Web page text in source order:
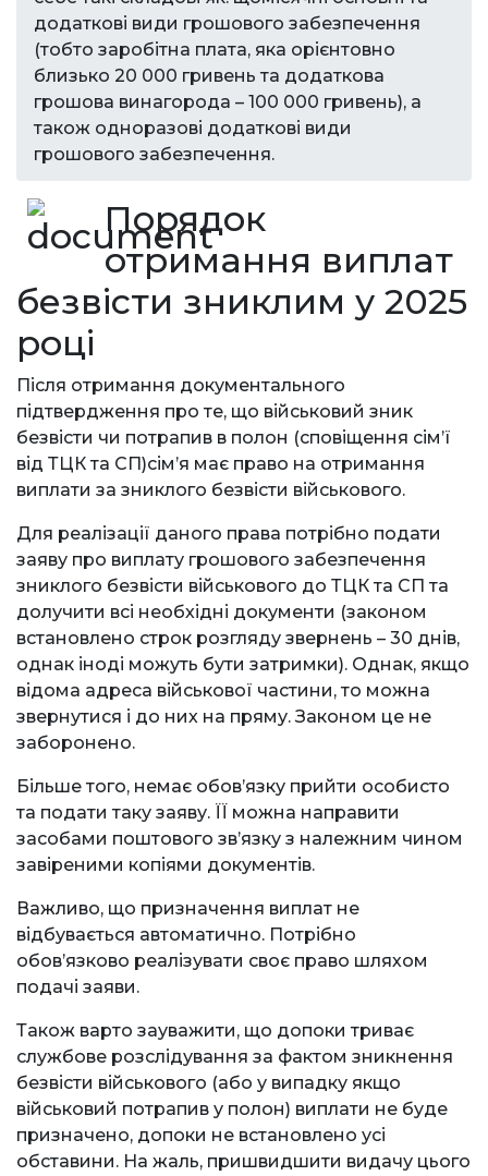
додаткові види грошового забезпечення
(тобто заробітна плата, яка орієнтовно
близько 20 000 гривень та додаткова
грошова винагорода – 100 000 гривень), а
також одноразові додаткові види
грошового забезпечення.
Порядок
отримання виплат
безвісти зниклим у 2025
році
Після отримання документального
підтвердження про те, що військовий зник
безвісти чи потрапив в полон (сповіщення сім’ї
від ТЦК та СП)сім’я має право на отримання
виплати за зниклого безвісти військового.
Для реалізації даного права потрібно подати
заяву про виплату грошового забезпечення
зниклого безвісти військового до ТЦК та СП та
долучити всі необхідні документи (законом
встановлено строк розгляду звернень – 30 днів,
однак іноді можуть бути затримки). Однак, якщо
відома адреса військової частини, то можна
звернутися і до них на пряму. Законом це не
заборонено.
Більше того, немає обов’язку прийти особисто
та подати таку заяву. ЇЇ можна направити
засобами поштового зв’язку з належним чином
завіреними копіями документів.
Важливо, що призначення виплат не
відбувається автоматично. Потрібно
обов’язково реалізувати своє право шляхом
подачі заяви.
Також варто зауважити, що допоки триває
службове розслідування за фактом зникнення
безвісти військового (або у випадку якщо
військовий потрапив у полон) виплати не буде
призначено, допоки не встановлено усі
обставини. На жаль, пришвидшити видачу цього